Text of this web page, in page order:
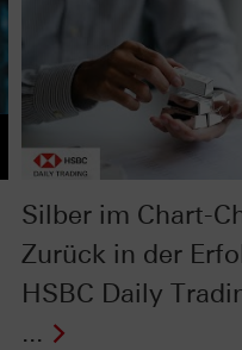
Silber im Chart-
Zurück in der
HSBC Daily
...